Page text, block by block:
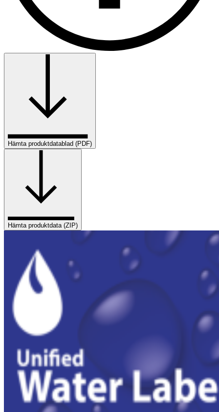
Hämta produktdatablad (PDF)
Hämta produktdata (ZIP)